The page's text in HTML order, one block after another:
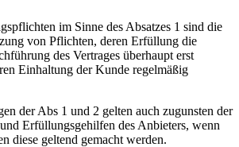
im Sinne des Absatzes 1 sind die
von Pflichten, deren Erfüllung die
des Vertrages überhaupt erst
Einhaltung der Kunde regelmäßig
der Abs 1 und 2 gelten auch zugunsten der
Erfüllungsgehilfen des Anbieters, wenn
diese geltend gemacht werden.